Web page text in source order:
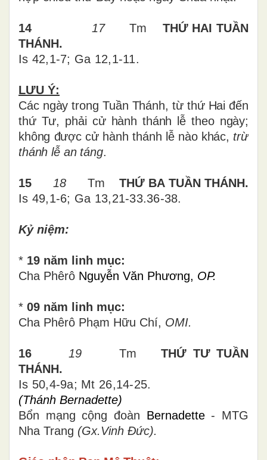
14 17Tm THỨ HAI TUẦN
THÁNH.
Is 42,1-7; Ga 12,1-11.
LƯU Ý:
Các ngày trong Tuần Thánh, từ thứ Hai đến
thứ Tư, phải cử hành thánh lễ theo ngày;
không được cử hành thánh lễ nào khác, trừ
thánh lễ an táng.
15 18 Tm THỨ BA TUẦN THÁNH.
Is 49,1-6; Ga 13,21-33.36-38.
Kỷ niệm:
* 19 năm linh mục:
Cha Phêrô Nguyễn Văn Phương, OP.
* 09 năm linh mục:
Cha Phêrô Phạm Hữu Chí, OMI.
16 19 TmTHỨ TƯ TUẦN
THÁNH.
Is 50,4-9a; Mt 26,14-25.
(Thánh Bernadette)
Bổn mạng cộng đoàn Bernadette- MTG
Nha Trang (Gx.Vinh Đức).